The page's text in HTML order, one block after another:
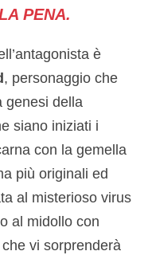
PENA.
è
, personaggio che
genesi della
siano iniziati i
con la gemella
più originali ed
al misterioso virus
al midollo con
vi sorprenderà